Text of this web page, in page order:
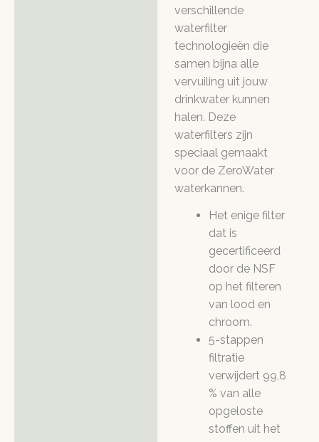
verschillende
waterfilter
technologieën die
samen bijna alle
vervuiling uit jouw
drinkwater kunnen
halen. Deze
waterfilters zijn
speciaal gemaakt
voor de ZeroWater
waterkannen.
Het enige filter
dat is
gecertificeerd
door de NSF
op het filteren
van lood en
chroom.
5-stappen
filtratie
verwijdert 99,8
% van alle
opgeloste
stoffen uit het